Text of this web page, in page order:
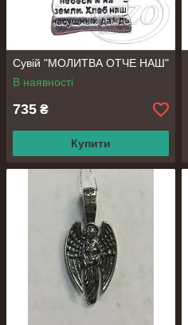
Сувій "МОЛИТВА ОТЧЕ НАШ"
В наявності
735 ₴
Купити